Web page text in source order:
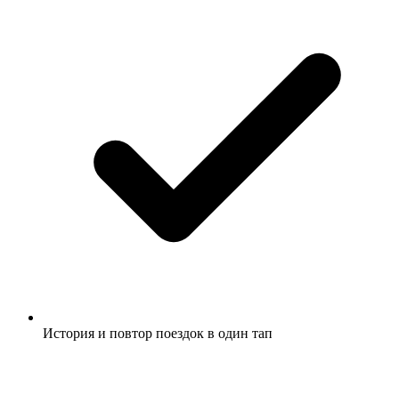
История и повтор поездок в один тап